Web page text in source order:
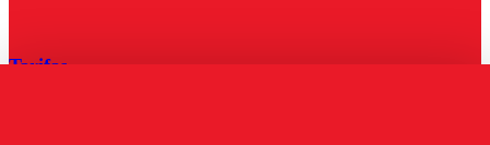
Tarifas